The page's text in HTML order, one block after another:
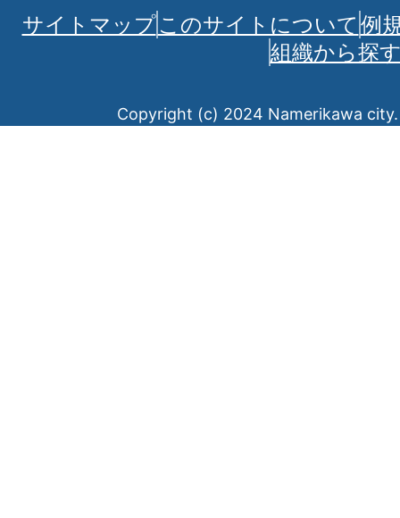
サイトマップこのサイトについて 例
組織から探
Copyright (c) 2024 Namerikawa